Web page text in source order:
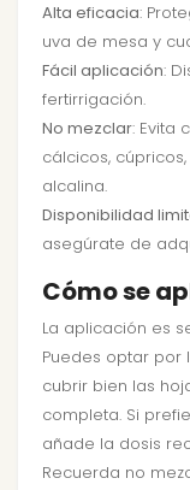
Alta eficacia:
uva de mesa y
Fácil aplicación:
fertirrigación.
No mezclar: Evita
cálcicos,
alcalina.
Disponibilidad
asegúrate de
Cómo se
La aplicación es
Puedes optar por
cubrir bien las
completa. Si
añade la dosis
Recuerda no